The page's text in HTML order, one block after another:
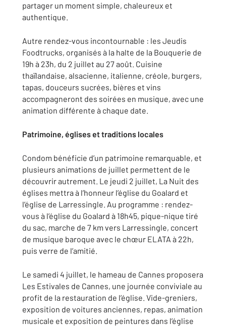
partager un moment simple, chaleureux et
authentique.
Autre rendez-vous incontournable : les Jeudis
Foodtrucks, organisés à la halte de la Bouquerie de
19h à 23h, du 2 juillet au 27 août. Cuisine
thaïlandaise, alsacienne, italienne, créole, burgers,
tapas, douceurs sucrées, bières et vins
accompagneront des soirées en musique, avec une
animation différente à chaque date.
Patrimoine, églises et traditions locales
Condom bénéficie d’un patrimoine remarquable, et
plusieurs animations de juillet permettent de le
découvrir autrement. Le jeudi 2 juillet, La Nuit des
églises mettra à l’honneur l’église du Goalard et
l’église de Larressingle. Au programme : rendez-
vous à l’église du Goalard à 18h45, pique-nique tiré
du sac, marche de 7 km vers Larressingle, concert
de musique baroque avec le chœur ELATA à 22h,
puis verre de l’amitié.
Le samedi 4 juillet, le hameau de Cannes proposera
Les Estivales de Cannes, une journée conviviale au
profit de la restauration de l’église. Vide-greniers,
exposition de voitures anciennes, repas, animation
musicale et exposition de peintures dans l’église